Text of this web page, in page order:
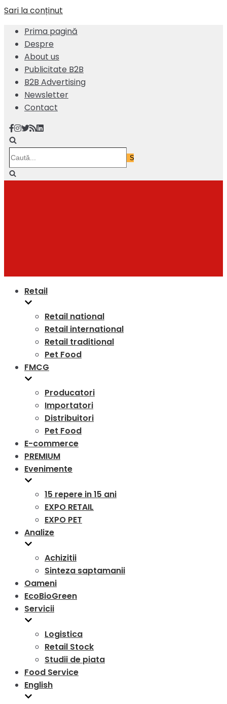
Sari la conținut
Prima pagină
Despre
About us
Publicitate B2B
B2B Advertising
Newsletter
Contact
Caută...
Retail
Retail national
Retail international
Retail traditional
Pet Food
FMCG
Producatori
Importatori
Distribuitori
Pet Food
E-commerce
PREMIUM
Evenimente
15 repere in 15 ani
EXPO RETAIL
EXPO PET
Analize
Achizitii
Sinteza saptamanii
Oameni
EcoBioGreen
Servicii
Logistica
Retail Stock
Studii de piata
Food Service
English